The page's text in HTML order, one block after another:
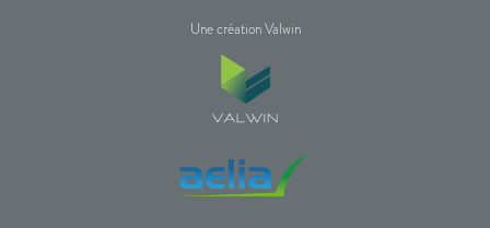
Une création Valwin